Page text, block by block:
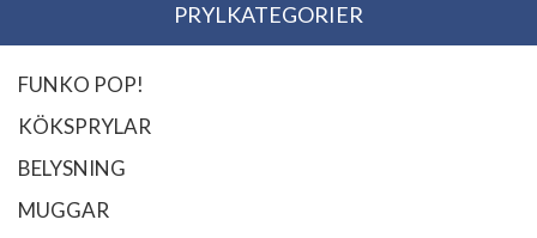
PRYLKATEGORIER
FUNKO POP!
KÖKSPRYLAR
BELYSNING
MUGGAR